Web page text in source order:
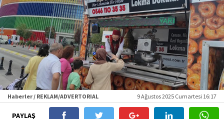
Haberler / REKLAM/ADVERTORIAL 9 Ağustos 2025 Cumartesi 16:17
PAYLAŞ